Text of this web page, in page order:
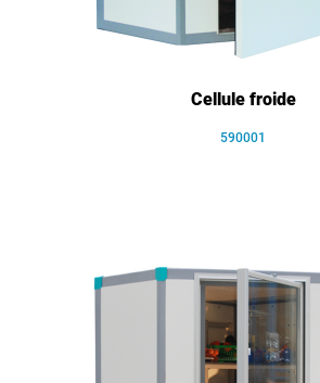
Cellule froide
590001